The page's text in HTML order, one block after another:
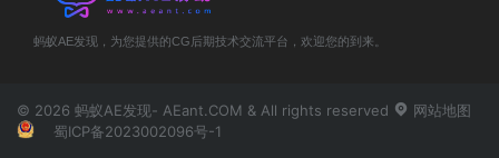
蚂蚁AE发现，为您提供的CG后期技术交流平台，欢迎您的到来。
© 2026 蚂蚁AE发现- AEant.COM & All rights reserved
网站地图
蜀ICP备2023002096号-1